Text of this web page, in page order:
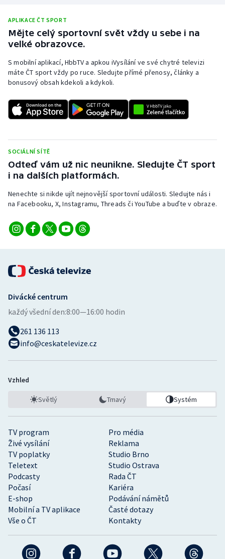
APLIKACE ČT SPORT
Mějte celý sportovní svět vždy u sebe i na
velké obrazovce.
S mobilní aplikací, HbbTV a apkou iVysílání ve své chytré televizi
máte ČT sport vždy po ruce. Sledujte přímé přenosy, články a
bonusový obsah kdekoli a kdykoli.
SOCIÁLNÍ SÍTĚ
Odteď vám už nic neunikne. Sledujte ČT sport
i na dalších platformách.
Nenechte si nikde ujít nejnovější sportovní události. Sledujte nás i
na Facebooku, X, Instagramu, Threads či YouTube a buďte v obraze.
TV program
Pro média
Živé vysílání
Reklama
TV poplatky
Studio Brno
Teletext
Studio Ostrava
Podcasty
Rada ČT
Počasí
Kariéra
E-shop
Podávání námětů
Mobilní a TV aplikace
Časté dotazy
Vše o ČT
Kontakty
Divácké centrum
každý všední den:8:00—16:00 hodin
261 136 113
info@ceskatelevize.cz
Vzhled
Světlý Tmavý Systém